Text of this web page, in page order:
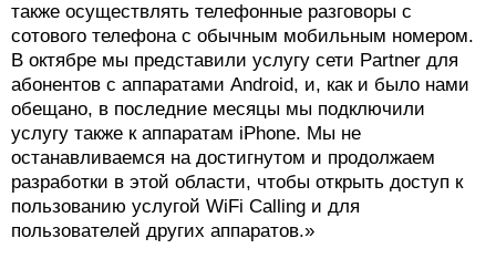
также осуществлять телефонные разговоры с
сотового телефона с обычным мобильным номером.
В октябре мы представили услугу сети Partner для
абонентов с аппаратами Android, и, как и было нами
обещано, в последние месяцы мы подключили
услугу также к аппаратам iPhone. Мы не
останавливаемся на достигнутом и продолжаем
разработки в этой области, чтобы открыть доступ к
пользованию услугой WiFi Calling и для
пользователей других аппаратов.»